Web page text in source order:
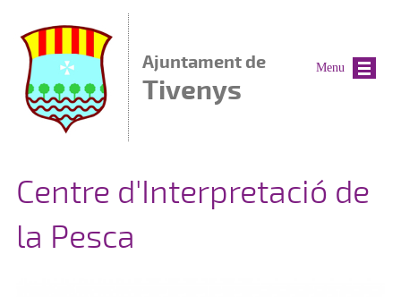
Ajuntament de
Tivenys
Centre d'Interpretació de
la Pesca
Menu